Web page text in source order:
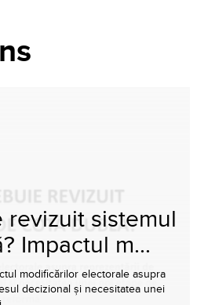
sistemul
Impactul m...
modificărilor electorale asupra
decizional și necesitatea unei